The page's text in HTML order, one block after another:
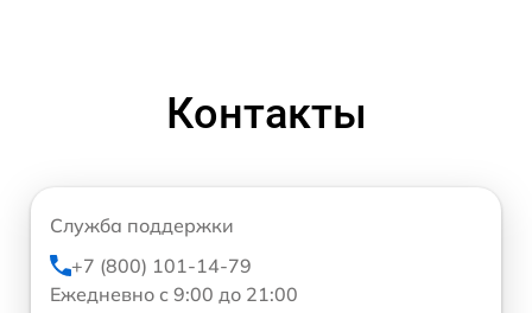
Контакты
Служба поддержки
+7 (800) 101-14-79
Ежедневно с 9:00 до 21:00